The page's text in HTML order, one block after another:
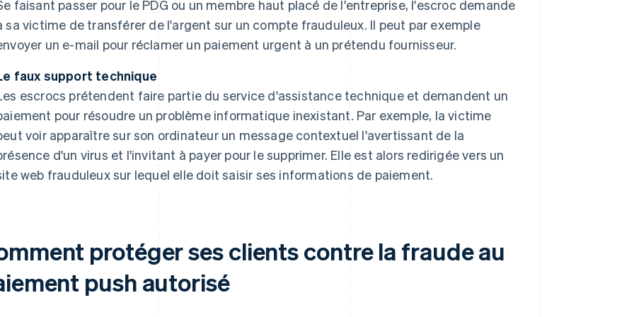
faisant passer pour le PDG ou un membre haut placé de l'entreprise, l'escroc demande
sa victime de transférer de l'argent sur un compte frauduleux. Il peut par exemple
un e-mail pour réclamer un paiement urgent à un prétendu fournisseur.
faux support technique
escrocs prétendent faire partie du service d'assistance technique et demandent un
pour résoudre un problème informatique inexistant. Par exemple, la victime
voir apparaître sur son ordinateur un message contextuel l'avertissant de la
d'un virus et l'invitant à payer pour le supprimer. Elle est alors redirigée vers un
web frauduleux sur lequel elle doit saisir ses informations de paiement.
protéger ses clients contre la fraude au
push autorisé